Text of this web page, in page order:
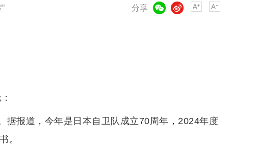
分享
微博
据报道，今年是日本自卫队成立70周年，2024年度
。